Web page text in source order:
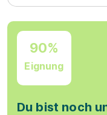
90%
Eignung
Du bist noch